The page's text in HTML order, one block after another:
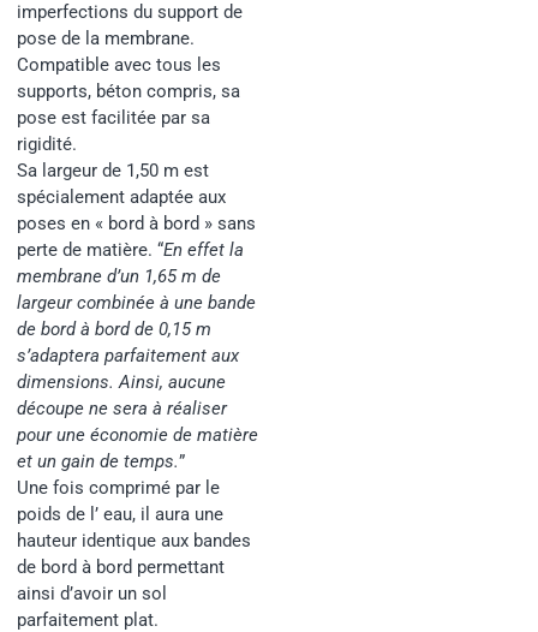
imperfections du support de
pose de la membrane.
Compatible avec tous les
supports, béton compris, sa
pose est facilitée par sa
rigidité.
Sa largeur de 1,50 m est
spécialement adaptée aux
poses en « bord à bord » sans
perte de matière. “En effet la
membrane d’un 1,65 m de
largeur combinée à une bande
de bord à bord de 0,15 m
s’adaptera parfaitement aux
dimensions. Ainsi, aucune
découpe ne sera à réaliser
pour une économie de matière
et un gain de temps.”
Une fois comprimé par le
poids de l’ eau, il aura une
hauteur identique aux bandes
de bord à bord permettant
ainsi d’avoir un sol
parfaitement plat.